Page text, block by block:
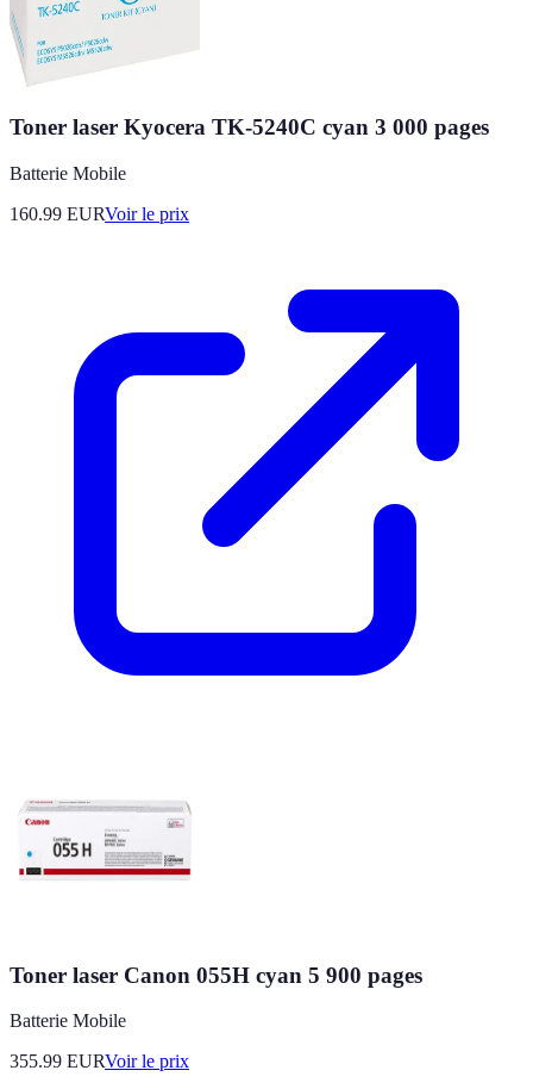
Toner laser Kyocera TK-5240C cyan 3 000 pages
Batterie Mobile
160.99 EURVoir le prix
Toner laser Canon 055H cyan 5 900 pages
Batterie Mobile
355.99 EURVoir le prix